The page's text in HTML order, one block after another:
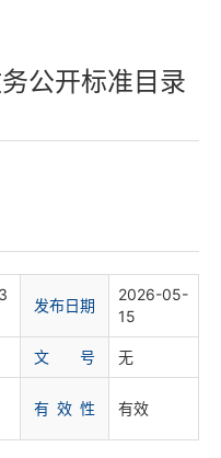
公开标准目录
发布日期
2026-05-
15
文 号 无
有 效 性 有效